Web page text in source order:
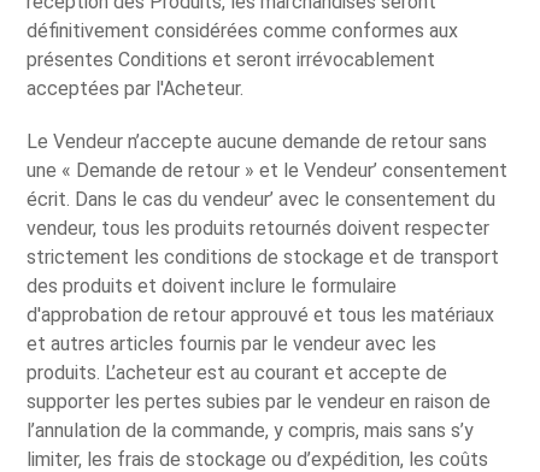
définitivement considérées comme conformes aux
présentes Conditions et seront irrévocablement
acceptées par l'Acheteur.
Le Vendeur n’accepte aucune demande de retour sans
une « Demande de retour » et le Vendeur’ consentement
écrit. Dans le cas du vendeur’ avec le consentement du
vendeur, tous les produits retournés doivent respecter
strictement les conditions de stockage et de transport
des produits et doivent inclure le formulaire
d'approbation de retour approuvé et tous les matériaux
et autres articles fournis par le vendeur avec les
produits. L’acheteur est au courant et accepte de
supporter les pertes subies par le vendeur en raison de
l’annulation de la commande, y compris, mais sans s’y
limiter, les frais de stockage ou d’expédition, les coûts